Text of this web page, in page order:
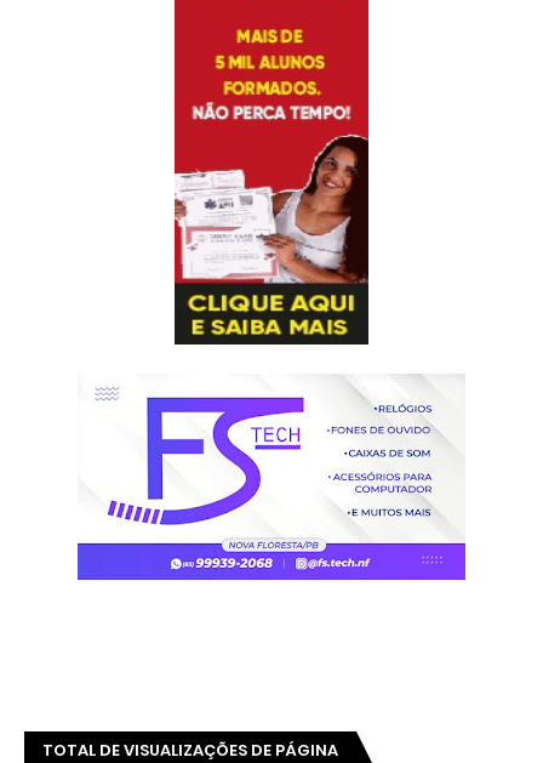
TOTAL DE VISUALIZAÇÕES DE PÁGINA